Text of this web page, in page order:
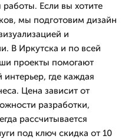
Если вы хотите
мы подготовим дизайн
и
В Иркутска и по всей
проекты помогают
где каждая
Цена зависит от
разработки,
рассчитывается
под ключ скидка от 10